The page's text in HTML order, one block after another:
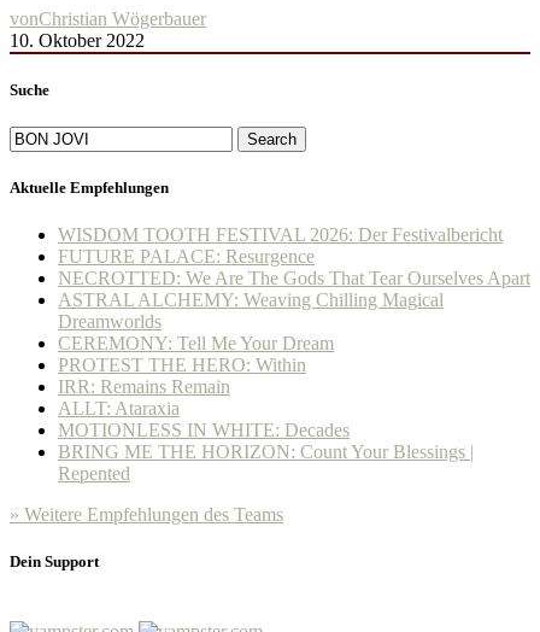
vonChristian Wögerbauer
10. Oktober 2022
Suche
Search
Aktuelle Empfehlungen
WISDOM TOOTH FESTIVAL 2026: Der Festivalbericht
FUTURE PALACE: Resurgence
NECROTTED: We Are The Gods That Tear Ourselves Apart
ASTRAL ALCHEMY: Weaving Chilling Magical
Dreamworlds
CEREMONY: Tell Me Your Dream
PROTEST THE HERO: Within
IRR: Remains Remain
ALLT: Ataraxia
MOTIONLESS IN WHITE: Decades
BRING ME THE HORIZON: Count Your Blessings |
Repented
» Weitere Empfehlungen des Teams
Dein Support